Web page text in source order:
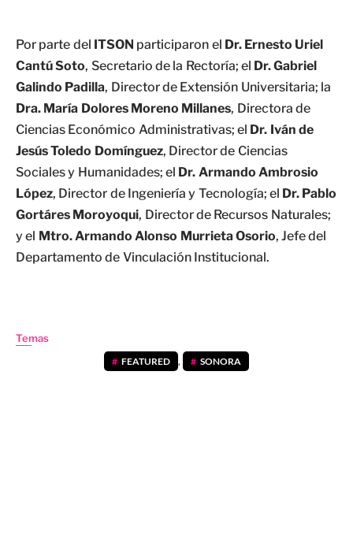
Por parte del ITSON participaron el Dr. Ernesto Uriel
Cantú Soto, Secretario de la Rectoría; el Dr. Gabriel
Galindo Padilla, Director de Extensión Universitaria; la
Dra. María Dolores Moreno Millanes, Directora de
Ciencias Económico Administrativas; el Dr. Iván de
Jesús Toledo Domínguez, Director de Ciencias
Sociales y Humanidades; el Dr. Armando Ambrosio
López, Director de Ingeniería y Tecnología; el Dr. Pablo
Gortáres Moroyoqui, Director de Recursos Naturales;
y el Mtro. Armando Alonso Murrieta Osorio, Jefe del
Departamento de Vinculación Institucional.
Temas
FEATURED , SONORA